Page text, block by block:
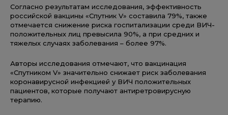
Согласно результатам исследования, эффективность
российской вакцины «Спутник V» составила 79%, также
отмечается снижение риска госпитализации среди ВИЧ-
положительных лиц превысила 90%, а при средних и
тяжелых случаях заболевания – более 97%.
Авторы исследования отмечают, что вакцинация
«Спутником V» значительно снижает риск заболевания
коронавирусной инфекцией у ВИЧ положительных
пациентов, которые получают антиретровирусную
терапию.